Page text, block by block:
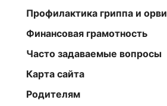
Профилактика гриппа и орви
Финансовая грамотность
Часто задаваемые вопросы
Карта сайта
Родителям